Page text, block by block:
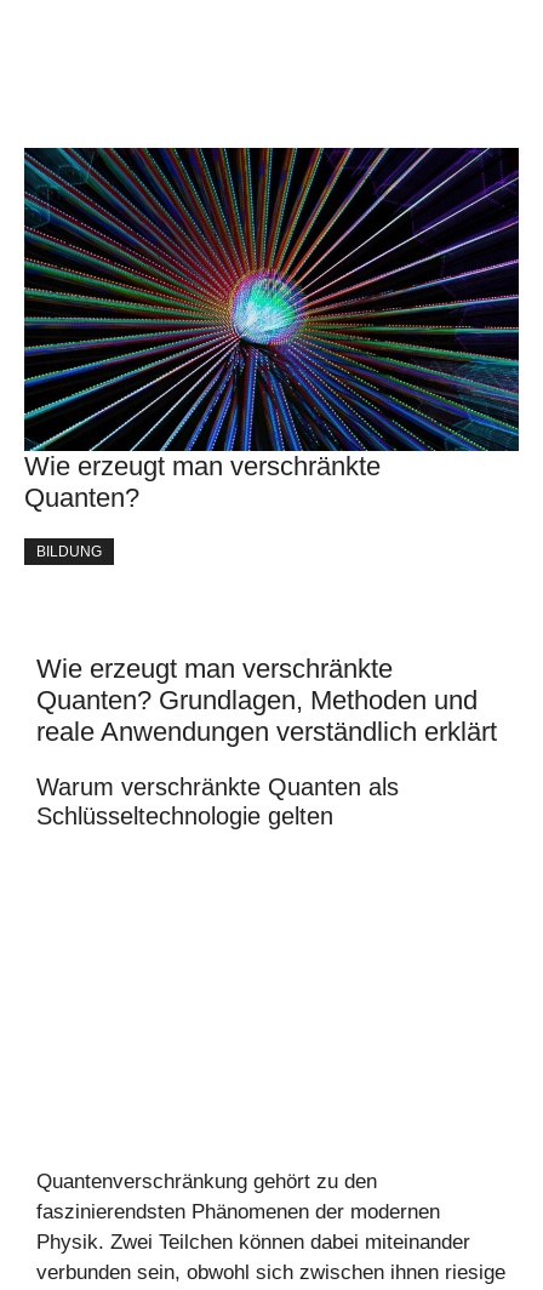
Wie erzeugt man verschränkte
Quanten?
BILDUNG
Wie erzeugt man verschränkte
Quanten? Grundlagen, Methoden und
reale Anwendungen verständlich erklärt
Warum verschränkte Quanten als
Schlüsseltechnologie gelten
Quantenverschränkung gehört zu den
faszinierendsten Phänomenen der modernen
Physik. Zwei Teilchen können dabei miteinander
verbunden sein, obwohl sich zwischen ihnen riesige